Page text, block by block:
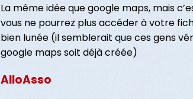
La même idée que google maps, mais
vous ne pourrez plus accéder à votre
bien lunée (il semblerait que ces gens
google maps soit déjà créée)
AlloAsso